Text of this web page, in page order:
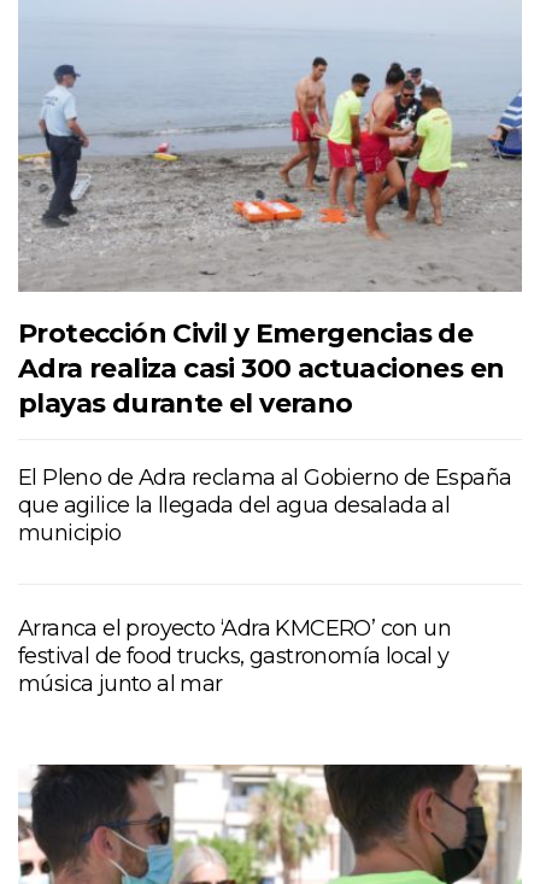
Protección Civil y Emergencias de
Adra realiza casi 300 actuaciones en
playas durante el verano
El Pleno de Adra reclama al Gobierno de España
que agilice la llegada del agua desalada al
municipio
Arranca el proyecto ‘Adra KMCERO’ con un
festival de food trucks, gastronomía local y
música junto al mar